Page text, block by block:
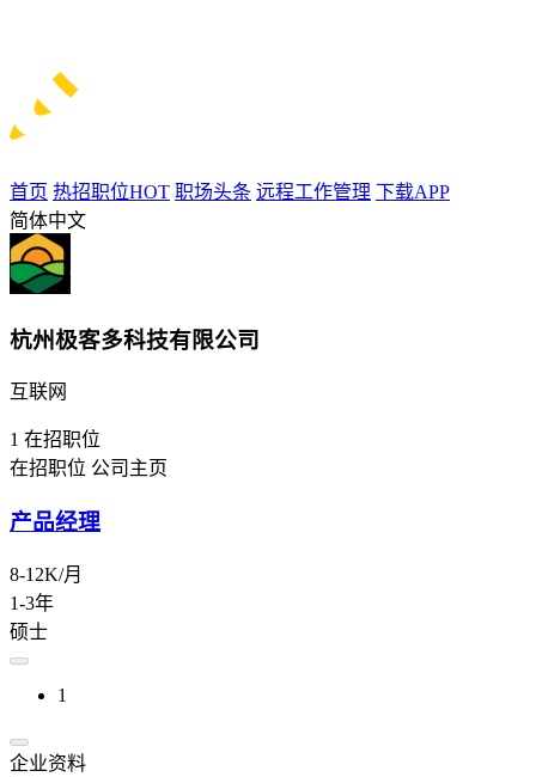
首页 热招职位HOT 职场头条 远程工作管理 下载APP
简体中文
杭州极客多科技有限公司
互联网
1 在招职位
在招职位 公司主页
产品经理
8-12K/月
1-3年
硕士
1
企业资料